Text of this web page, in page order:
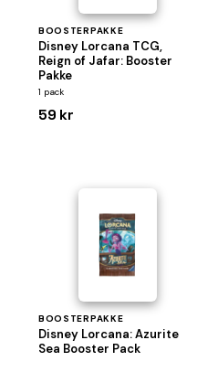
BOOSTERPAKKE
Disney Lorcana TCG,
Reign of Jafar: Booster
Pakke
1 pack
59 kr
BOOSTERPAKKE
Disney Lorcana: Azurite
Sea Booster Pack